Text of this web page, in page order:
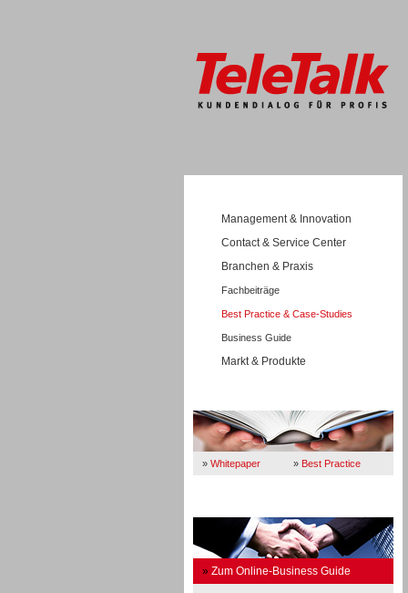
Management & Innovation
Contact & Service Center
Branchen & Praxis
Fachbeiträge
Best Practice & Case-Studies
Business Guide
Markt & Produkte
» Whitepaper » Best Practice
» Zum Online-Business Guide